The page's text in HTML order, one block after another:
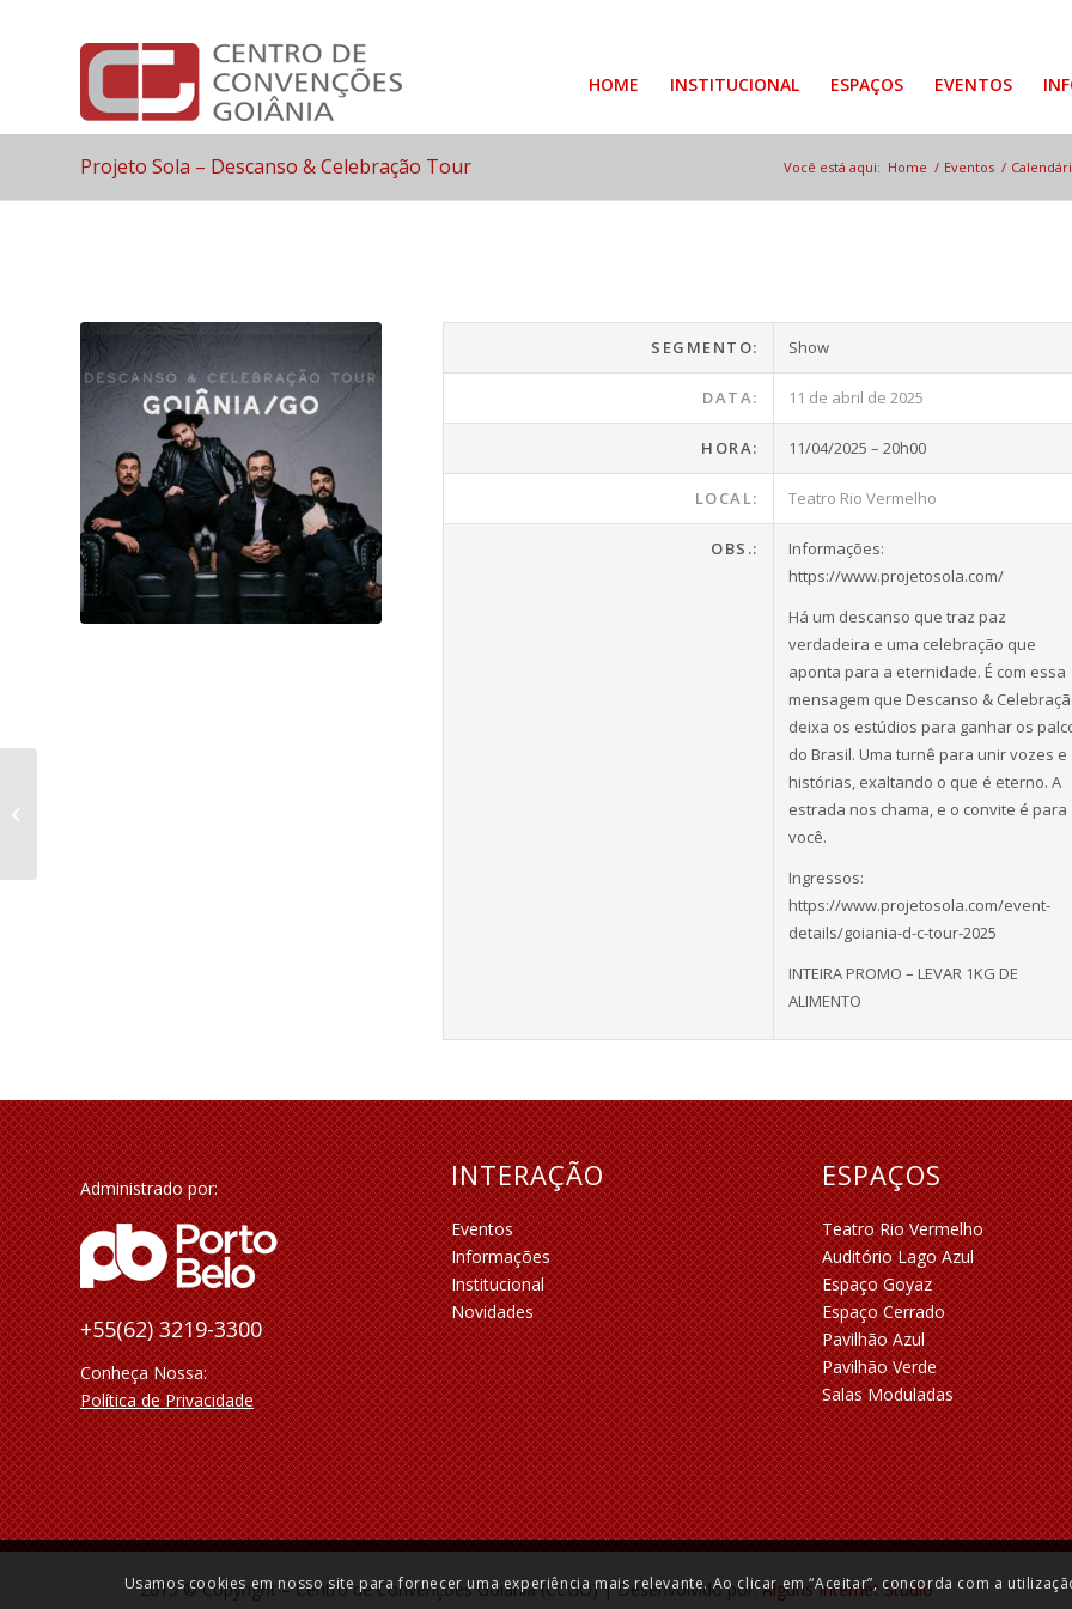
HOME INSTITUCIONAL ESPAÇOS EVENTOS
Projeto Sola – Descanso & Celebração Tour Você está aqui: Home / Eventos /
SEGMENTO: Show
DATA: 11 de abril de 2025
HORA: 11/04/2025 – 20h00
LOCAL: Teatro Rio Vermelho
OBS.:
Informações:
https://www.projetosola.com/
Há um descanso que traz paz
verdadeira e uma celebração que
aponta para a eternidade. É com essa
mensagem que Descanso &
deixa os estúdios para ganhar os
do Brasil. Uma turnê para unir vozes e
histórias, exaltando o que é eterno. A
estrada nos chama, e o convite é para
você.
Ingressos:
https://www.projetosola.com/event-
details/goiania-d-c-tour-2025
INTEIRA PROMO – LEVAR 1KG DE
ALIMENTO
Administrado por:
+55(62) 3219-3300
Conheça Nossa:
Política de Privacidade
INTERAÇÃO
Eventos
Informações
Institucional
Novidades
ESPAÇOS
Teatro Rio Vermelho
Auditório Lago Azul
Espaço Goyaz
Espaço Cerrado
Pavilhão Azul
Pavilhão Verde
Salas Moduladas
2015 © Copyright – Centro de Convenções Goiânia (CCGO) | Desenvolvido por:Alguns Internet Studio
Usamos cookies em nosso site para fornecer uma experiência mais relevante. Ao clicar em “Aceitar”, concorda com a